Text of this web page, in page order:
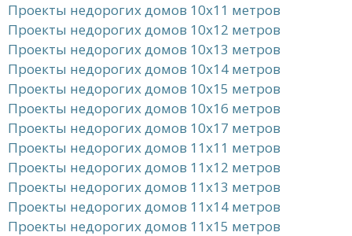
Проекты недорогих домов 10x11 метров
Проекты недорогих домов 10x12 метров
Проекты недорогих домов 10x13 метров
Проекты недорогих домов 10x14 метров
Проекты недорогих домов 10x15 метров
Проекты недорогих домов 10x16 метров
Проекты недорогих домов 10x17 метров
Проекты недорогих домов 11x11 метров
Проекты недорогих домов 11x12 метров
Проекты недорогих домов 11x13 метров
Проекты недорогих домов 11x14 метров
Проекты недорогих домов 11x15 метров